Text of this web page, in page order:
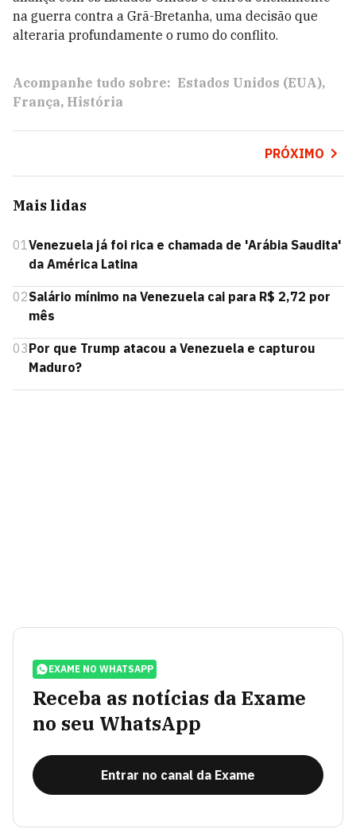
na guerra contra a Grã-Bretanha, uma decisão que
alteraria profundamente o rumo do conflito.
Acompanhe tudo sobre: Estados Unidos (EUA)
França História
PRÓXIMO
Mais lidas
01Venezuela já foi rica e chamada de 'Arábia Saudita'
da América Latina
02Salário mínimo na Venezuela cai para R$ 2,72 por
mês
03Por que Trump atacou a Venezuela e capturou
Maduro?
EXAME NO WHATSAPP
Receba as notícias da Exame
no seu WhatsApp
Entrar no canal da Exame